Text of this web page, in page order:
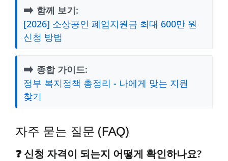
➡️ 함께 보기:
[2026] 소상공인 폐업지원금 최대 600만 원
신청 방법
➡️ 종합 가이드:
정부 복지정책 총정리 - 나에게 맞는 지원
찾기
자주 묻는 질문 (FAQ)
❓ 신청 자격이 되는지 어떻게 확인하나요?